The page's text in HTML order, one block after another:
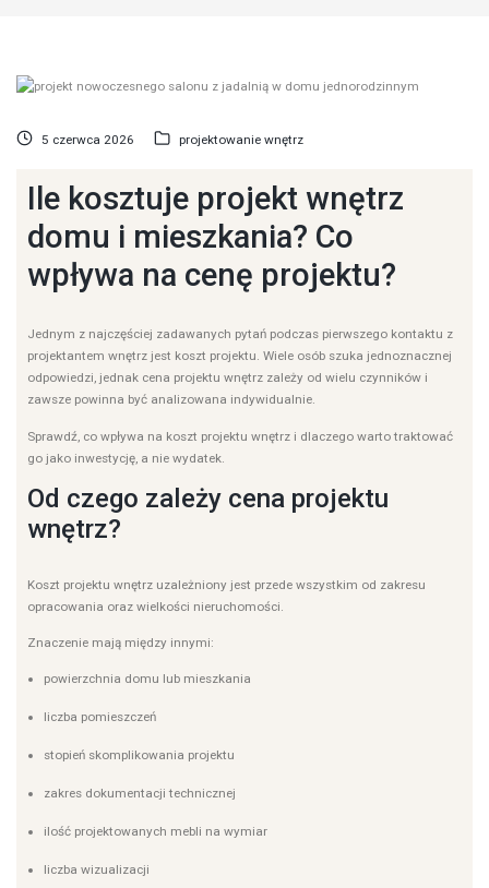
5 czerwca 2026 projektowanie wnętrz
Ile kosztuje projekt wnętrz
domu i mieszkania? Co
wpływa na cenę projektu?
Jednym z najczęściej zadawanych pytań podczas pierwszego kontaktu z
projektantem wnętrz jest koszt projektu. Wiele osób szuka jednoznacznej
odpowiedzi, jednak cena projektu wnętrz zależy od wielu czynników i
zawsze powinna być analizowana indywidualnie.
Sprawdź, co wpływa na koszt projektu wnętrz i dlaczego warto traktować
go jako inwestycję, a nie wydatek.
Od czego zależy cena projektu
wnętrz?
Koszt projektu wnętrz uzależniony jest przede wszystkim od zakresu
opracowania oraz wielkości nieruchomości.
Znaczenie mają między innymi:
powierzchnia domu lub mieszkania
liczba pomieszczeń
stopień skomplikowania projektu
zakres dokumentacji technicznej
ilość projektowanych mebli na wymiar
liczba wizualizacji